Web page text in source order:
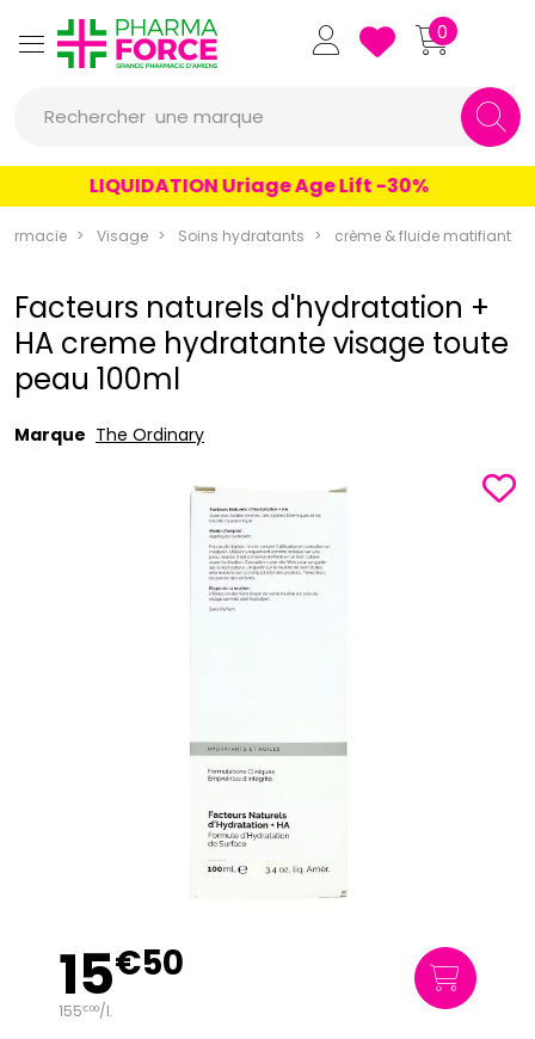
Pharmaforce Grande Pharmacie
0
Rechercher
un produit
une marque
LIQUIDATION Uriage Age Lift -30%
Visage Soins hydratants crème & fluide matifiant
Facteurs naturels d'hydratation +
HA creme hydratante visage toute
peau 100ml
Marque The Ordinary
15€50
155€00/l.